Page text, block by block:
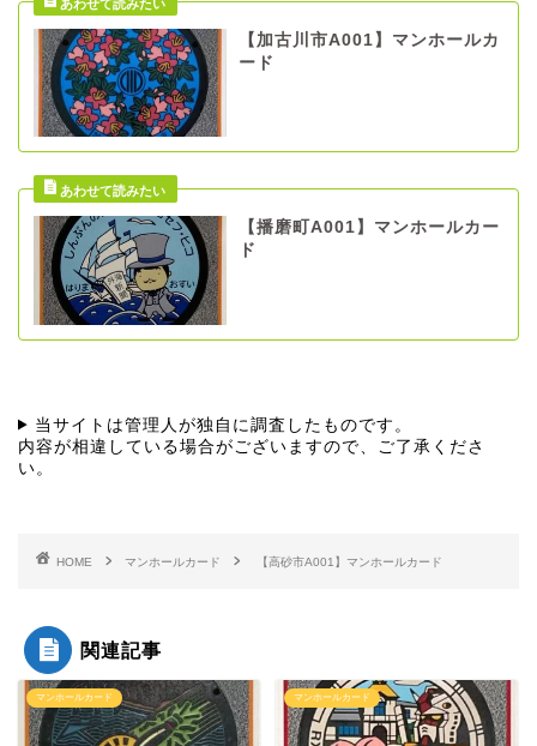
【加古川市A001】マンホールカ
ード
【播磨町A001】マンホールカー
ド
当サイトは管理人が独自に調査したものです。
内容が相違している場合がございますので、ご了承くださ
い。
HOME マンホールカード 【高砂市A001】マンホールカード
関連記事
マンホールカード マンホールカード